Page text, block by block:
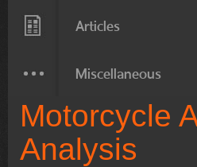
Articles
Miscellaneous
Motorcycle
Analysis